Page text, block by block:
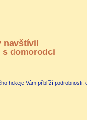
navštívil
s domorodci
hokeje Vám přiblíží podrobnosti,